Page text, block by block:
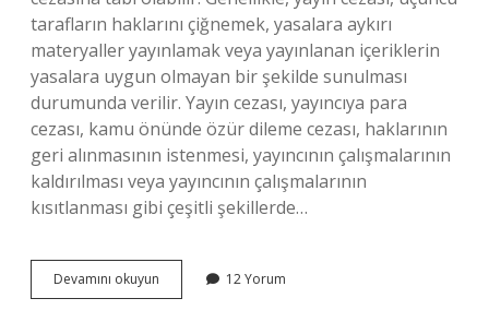
tarafların haklarını çiğnemek, yasalara aykırı
materyaller yayınlamak veya yayınlanan içeriklerin
yasalara uygun olmayan bir şekilde sunulması
durumunda verilir. Yayın cezası, yayıncıya para
cezası, kamu önünde özür dileme cezası, haklarının
geri alınmasının istenmesi, yayıncının çalışmalarının
kaldırılması veya yayıncının çalışmalarının
kısıtlanması gibi çeşitli şekillerde…
Devamını okuyun
cezası
12 Yorum